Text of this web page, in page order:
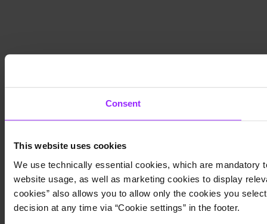
Consent
This website uses cookies
We use technically essential cookies, which are mandatory
website usage, as well as marketing cookies to display
cookies” also allows you to allow only the cookies you
decision at any time via “Cookie settings” in the footer.